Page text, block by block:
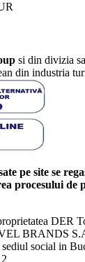
si din divizia sa
din industria
pe site se
procesului de
DER
BRANDS
social in